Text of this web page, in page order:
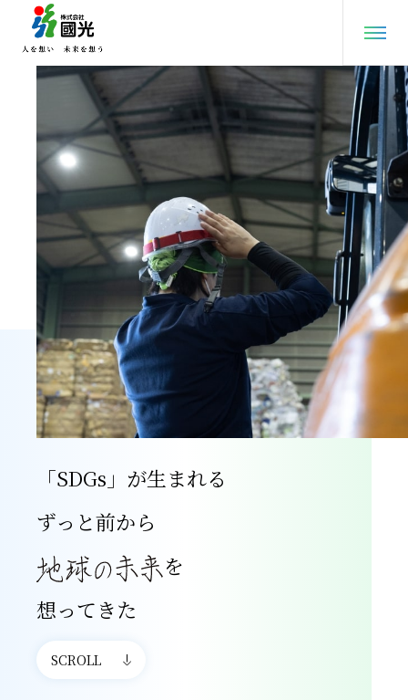
「SDGs」が生まれる
ずっと前から
を
想ってきた
SCROLL